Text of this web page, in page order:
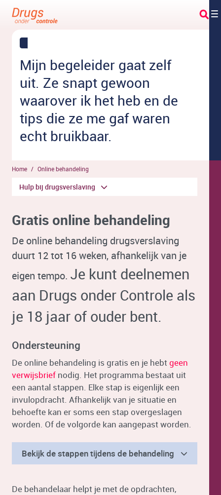
Overslaan en naar hoofdinhoud gaan
Mijn begeleider gaat zelf
uit. Ze snapt gewoon
waarover ik het heb en de
tips die ze me gaf waren
echt bruikbaar.
Home Online behandeling
Hulp bij drugsverslaving
Gratis online behandeling
De online behandeling drugsverslaving
duurt 12 tot 16 weken, afhankelijk van je
eigen tempo. Je kunt deelnemen
aan Drugs onder Controle als
je 18 jaar of ouder bent.
Ondersteuning
De online behandeling is gratis en je hebt geen
verwijsbrief nodig. Het programma bestaat uit
een aantal stappen. Elke stap is eigenlijk een
invulopdracht. Afhankelijk van je situatie en
behoefte kan er soms een stap overgeslagen
worden. Of de volgorde kan aangepast worden.
Bekijk de stappen tijdens de behandeling
De behandelaar helpt je met de opdrachten,